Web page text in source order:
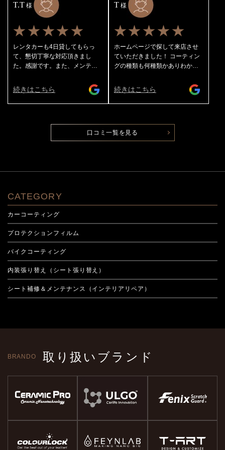
の水滴は息を軽く吹きかけるだ
けで飛んでいきます笑）のです
が、ライトポリッシュになる
と・・・新車になります👍 室内
も完璧にキレイにしてくれま
す！ 私はガラス全面の撥水コー
ティングとホイールコーティン
す。水弾きを楽しみながらドラ
施工はもちろん素晴らしいので
くお願いします！
T.T 様
★★★★★
レンタカーも4日貸してもらっ
て、懇切丁寧な対応頂きまし
た。感謝です。また、メンテナ
続きはこちら
T様
★★★★★
ホームページで探して来店させ
ていただきました！ コーティン
グの種類も何種類かありわかり
業途中の様子も写真で撮ってみ
せてくださり安心して預けるこ
とができました。 ありがとうご
続きはこちら
口コミ一覧を見る
CATEGORY
カーコーティング
プロテクションフィルム
バイクコーティング
内装張り替え（シート張り替え）
シート補修＆メンテナンス（インテリアリペア）
BRANDO 取り扱いブランド